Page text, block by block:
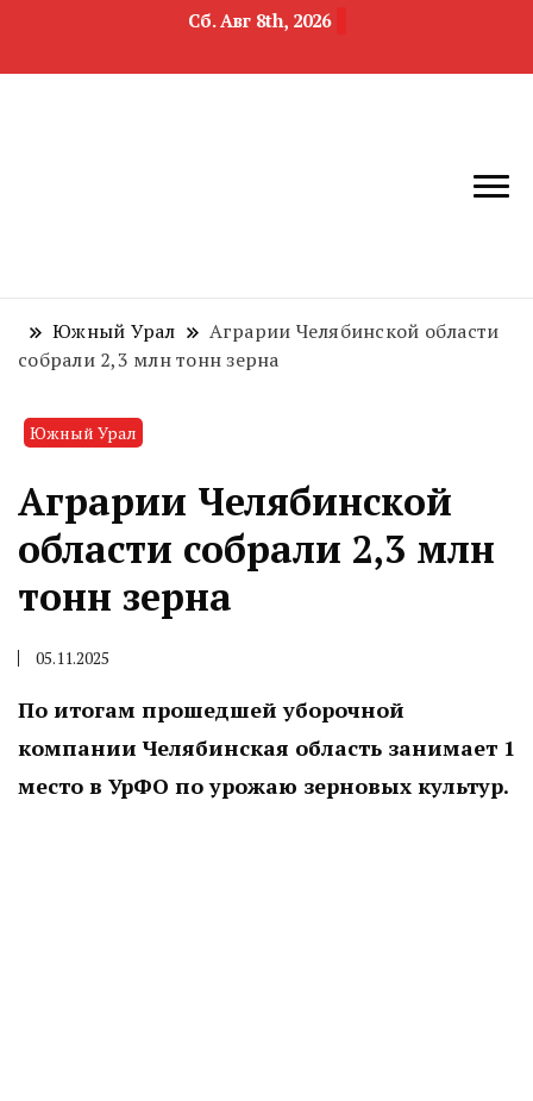
Сб. Авг 8th, 2026
область
недвижимости
Южный Урал
Аграрии Челябинской области
собрали 2,3 млн тонн зерна
Южный Урал
Аграрии Челябинской
области собрали 2,3 млн
тонн зерна
05.11.2025
По итогам прошедшей уборочной
компании Челябинская область занимает 1
место в УрФО по урожаю зерновых культур.